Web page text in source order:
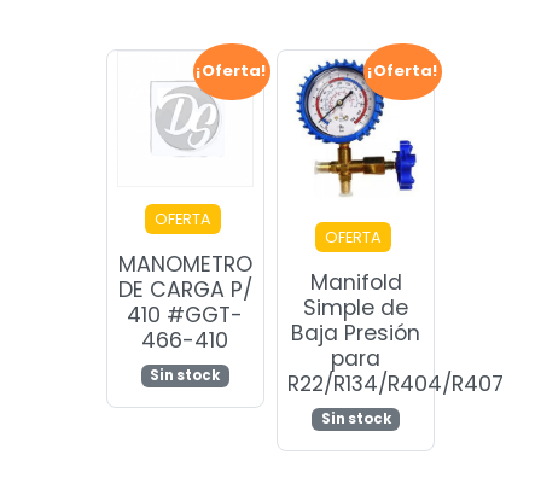
$ 190.260.
es:
$ 190.244.
¡Oferta!
OFERTA
MANOMETRO
DE CARGA P/
410 #GGT-
466-410
Sin stock
¡Oferta!
OFERTA
Manifold
Simple de
Baja Presión
para
R22/R134/R404/R407
Sin stock